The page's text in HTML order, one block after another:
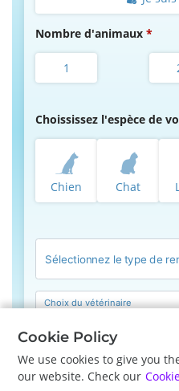
Nombre d'animaux
1
Choississez l'espèce de
Chien Chat
Sélectionnez le type de
Choix du vétérinaire
Cookie Policy
We use cookies to give you
our website. Check our